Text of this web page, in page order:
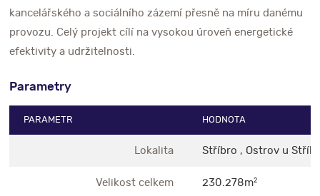
kancelářského a sociálního zázemí přesně na míru danému
provozu. Celý projekt cílí na vysokou úroveň energetické
efektivity a udržitelnosti.
Parametry
PARAMETR HODNOTA
Lokalita Stříbro , Ostrov u
Velikost celkem 230.278m2